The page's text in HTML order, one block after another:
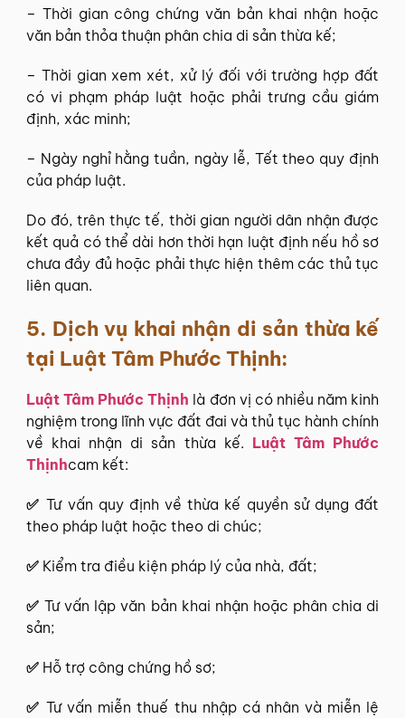
– Thời gian công chứng văn bản khai nhận hoặc
văn bản thỏa thuận phân chia di sản thừa kế;
– Thời gian xem xét, xử lý đối với trường hợp đất
có vi phạm pháp luật hoặc phải trưng cầu giám
định, xác minh;
– Ngày nghỉ hằng tuần, ngày lễ, Tết theo quy định
của pháp luật.
Do đó, trên thực tế, thời gian người dân nhận được
kết quả có thể dài hơn thời hạn luật định nếu hồ sơ
chưa đầy đủ hoặc phải thực hiện thêm các thủ tục
liên quan.
5. Dịch vụ khai nhận di sản thừa kế
tại Luật Tâm Phước Thịnh:
Luật Tâm Phước Thịnh là đơn vị có nhiều năm kinh
nghiệm trong lĩnh vực đất đai và thủ tục hành chính
về khai nhận di sản thừa kế. Luật Tâm Phước
Thịnhcam kết:
✅Tư vấn quy định về thừa kế quyền sử dụng đất
theo pháp luật hoặc theo di chúc;
✅ Kiểm tra điều kiện pháp lý của nhà, đất;
✅Tư vấn lập văn bản khai nhận hoặc phân chia di
sản;
✅ Hỗ trợ công chứng hồ sơ;
✅Tư vấn miễn thuế thu nhập cá nhân và miễn lệ